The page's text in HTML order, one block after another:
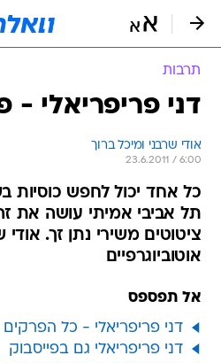
תרבות
דני פריפריאלי -
אודי שרבני ומיכל ברוך
23.6.2011 / 6:00
כל אחד יכול לחפש כוסיות
תל אביבי אמיתי עושה את
ציטוטים משירי נתן זך. אודי
אוטוביוגרפיים
אל תפספס
דני פריפריאלי - כל הפרקים
דני פריפריאלי גם בפייסבוק